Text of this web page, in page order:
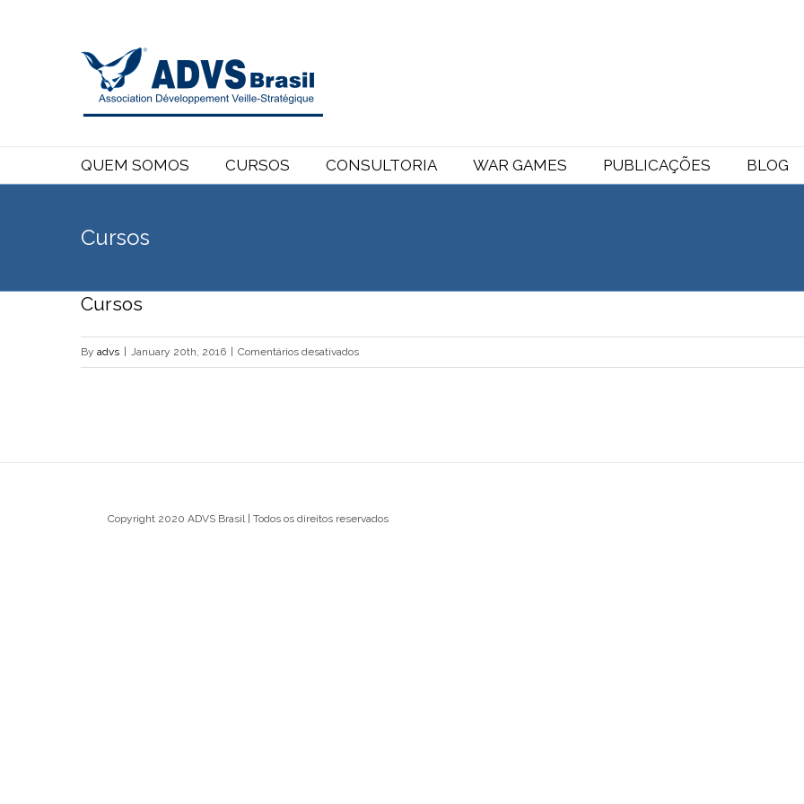
QUEM SOMOS CURSOS CONSULTORIA WAR GAMES PUBLICAÇÕES BLOG
Cursos
Cursos
By advs January 20th, 2016 Comentários desativadosem
Cursos
Copyright 2020 ADVS Brasil | Todos os direitos reservados